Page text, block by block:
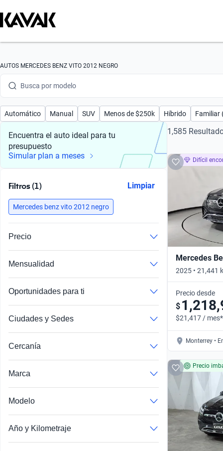
AUTOS MERCEDES BENZ VITO 2012 NEGRO
Busca por marca
Busca por modelo
Busca por versión
Busca por año
Busca por modelo
Automático Manual SUV Menos de $250k Híbrido Familiar
Encuentra el auto ideal para tu
presupuesto
Simular plan a meses
Filtros (1) Limpiar
Mercedes benz vito 2012 negro
Precio
Mensualidad
Oportunidades para ti
Ciudades y Sedes
Cercanía
Marca
Modelo
Año y Kilometraje
1,585
Difícil
Mercedes
2025 • 21,441
4MATIC •
Precio desde
$
$21,417 / mes*
Monterrey •
Precio